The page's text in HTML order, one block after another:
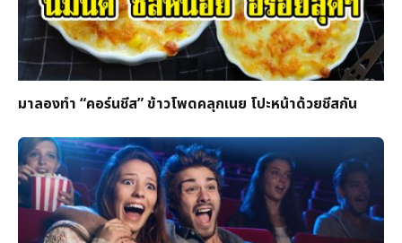
มาลองทำ “คอร์นชีส” ข้าวโพดคลุกเนย โปะหน้าด้วยชีสกัน